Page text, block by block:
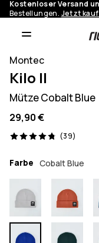
Kostenloser Versand
Bestellungen. Jetzt
Montec
Kilo II
Mütze Cobalt Blue
29,90 €
(39)
39 Reviews, 4.8/5
Farbe Cobalt Blue